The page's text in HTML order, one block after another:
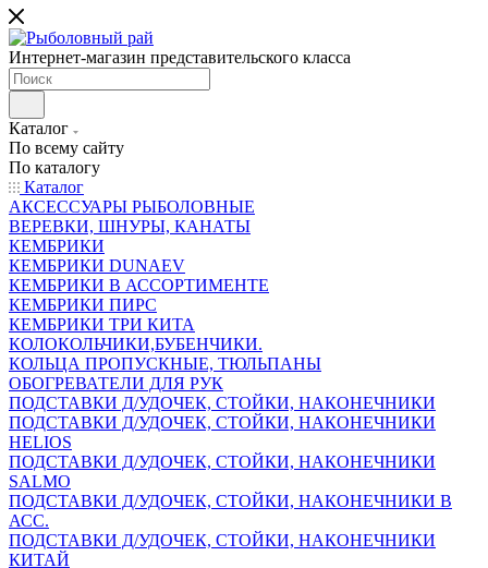
Интернет-магазин представительского класса
Каталог
По всему сайту
По каталогу
Каталог
АКСЕССУАРЫ РЫБОЛОВНЫЕ
ВЕРЕВКИ, ШНУРЫ, КАНАТЫ
КЕМБРИКИ
КЕМБРИКИ DUNAEV
КЕМБРИКИ В АССОРТИМЕНТЕ
КЕМБРИКИ ПИРС
КЕМБРИКИ ТРИ КИТА
КОЛОКОЛЬЧИКИ,БУБЕНЧИКИ.
КОЛЬЦА ПРОПУСКНЫЕ, ТЮЛЬПАНЫ
ОБОГРЕВАТЕЛИ ДЛЯ РУК
ПОДСТАВКИ Д/УДОЧЕК, СТОЙКИ, НАКОНЕЧНИКИ
ПОДСТАВКИ Д/УДОЧЕК, СТОЙКИ, НАКОНЕЧНИКИ
HELIOS
ПОДСТАВКИ Д/УДОЧЕК, СТОЙКИ, НАКОНЕЧНИКИ
SALMO
ПОДСТАВКИ Д/УДОЧЕК, СТОЙКИ, НАКОНЕЧНИКИ В
АСС.
ПОДСТАВКИ Д/УДОЧЕК, СТОЙКИ, НАКОНЕЧНИКИ
КИТАЙ